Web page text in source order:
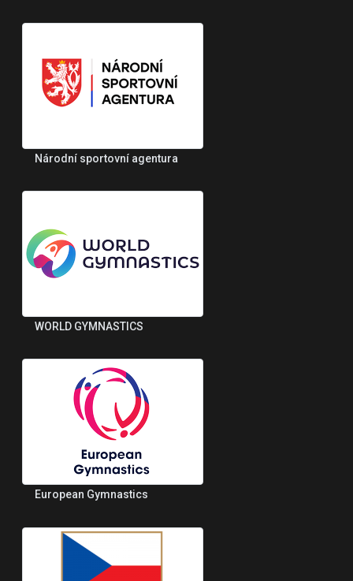
Národní sportovní agentura
WORLD GYMNASTICS
European Gymnastics